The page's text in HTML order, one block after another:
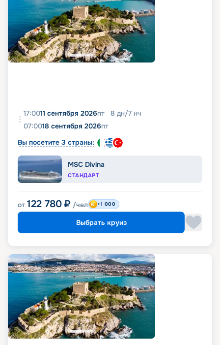
17:0011 сентября 2026пт 8 дн/7 нч
07:0018 сентября 2026пт
Вы посетите 3 страны:
MSC Divina
СТАНДАРТ
от 122 780 ₽ /чел +1 000
Выбрать круиз